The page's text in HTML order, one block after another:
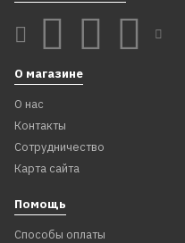
О магазине
О нас
Контакты
Сотрудничество
Карта сайта
Помощь
Способы оплаты